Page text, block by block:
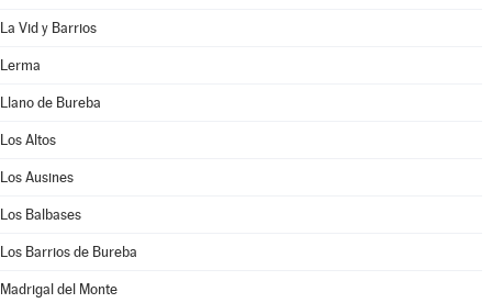
La Vid y Barrios
Lerma
Llano de Bureba
Los Altos
Los Ausines
Los Balbases
Los Barrios de Bureba
Madrigal del Monte